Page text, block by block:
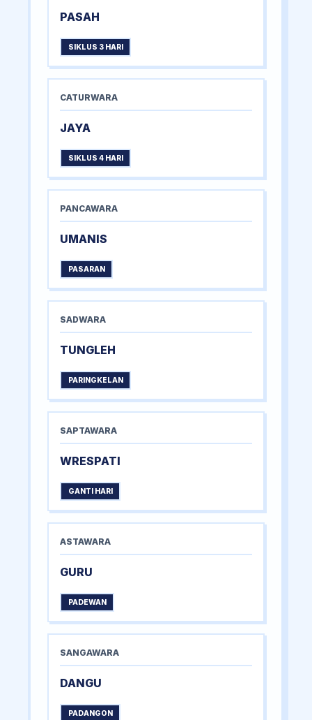
PASAH
SIKLUS 3 HARI
CATURWARA
JAYA
SIKLUS 4 HARI
PANCAWARA
UMANIS
PASARAN
SADWARA
TUNGLEH
PARINGKELAN
SAPTAWARA
WRESPATI
GANTI HARI
ASTAWARA
GURU
PADEWAN
SANGAWARA
DANGU
PADANGON